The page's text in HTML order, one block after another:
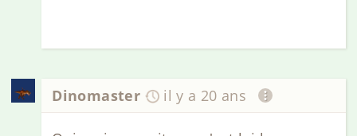
Dinomaster il y a 20 ans